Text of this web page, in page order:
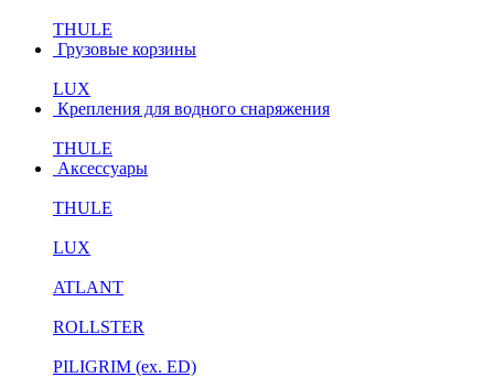
THULE
Грузовые корзины
LUX
Крепления для водного снаряжения
THULE
Аксессуары
THULE
LUX
ATLANT
ROLLSTER
PILIGRIM (ex. ED)